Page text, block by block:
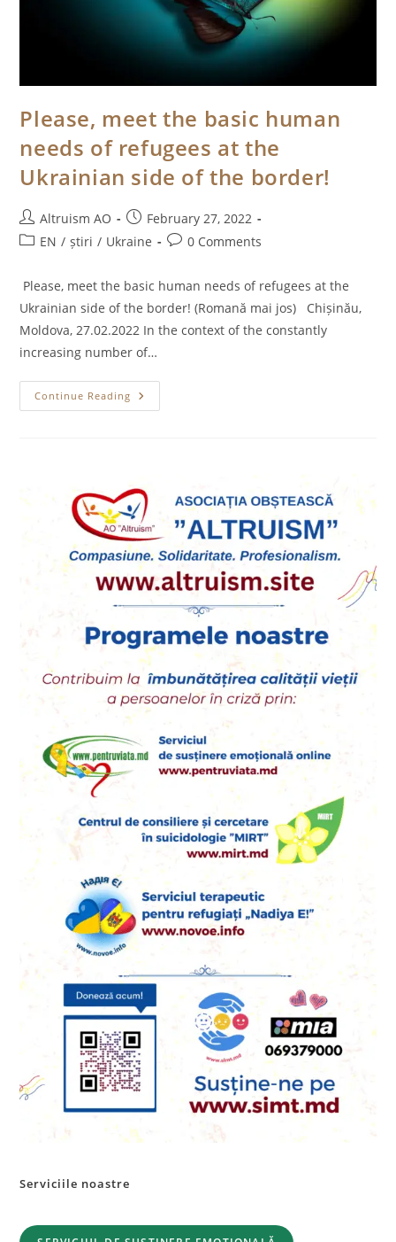
Please, meet the basic human
needs of refugees at the
Ukrainian side of the border!
Post
author:
Altruism AO
Post
published:
February 27, 2022
PostEN / știri / Ukraine
Post0 Comments
Please, meet the basic human needs of refugees at the
Ukrainian side of the border! (Romană mai jos) Chișinău,
Moldova, 27.02.2022 In the context of the constantly
increasing number of…
Continue Reading Please,
Meet
At
The
Ukrainian Side
Of
The
Border!
Serviciile noastre